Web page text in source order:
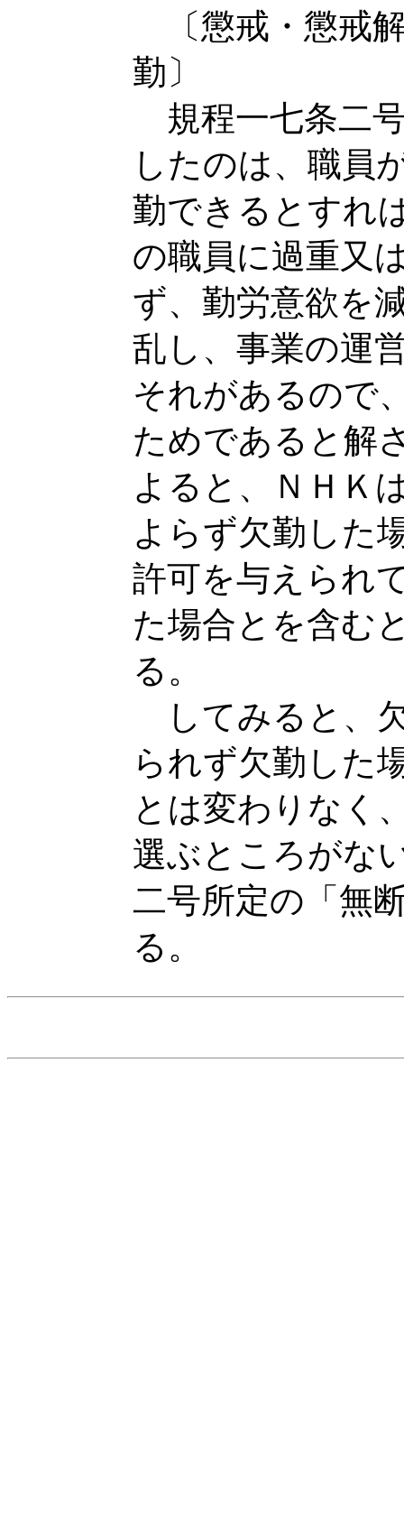
〔懲戒・懲戒
勤〕
規程一七条二
したのは、職員
勤できるとすれ
の職員に過重又
ず、勤労意欲を
乱し、事業の運
それがあるので
ためであると解
よると、ＮＨＫ
よらず欠勤した
許可を与えられ
た場合とを含む
る。
してみると、
られず欠勤した
とは変わりなく
選ぶところがな
二号所定の「無
る。